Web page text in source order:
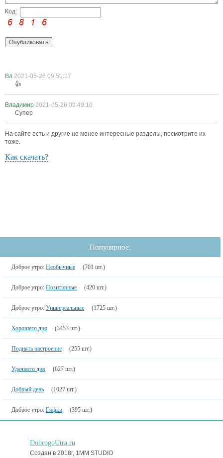
Код:
Вл 2021-05-26 09:50:17
👍
Владимир 2021-05-26 09:49:10
Супер
На сайте есть и другие не менее интересные разделы, посмотрите их
тоже.
Как скачать?
Популярное:
Доброе утро: Необычные (701 шт.)
Доброе утро: Позитивные (420 шт.)
Доброе утро: Универсальные (1725 шт.)
Хорошего дня (3453 шт.)
Поднять настроение (255 шт.)
Удачного дня (627 шт.)
Добрый день (1027 шт.)
Доброе утро: Гифки (395 шт.)
DobrogoUtra.ru
Создан в 2018г, 1MM STUDIO